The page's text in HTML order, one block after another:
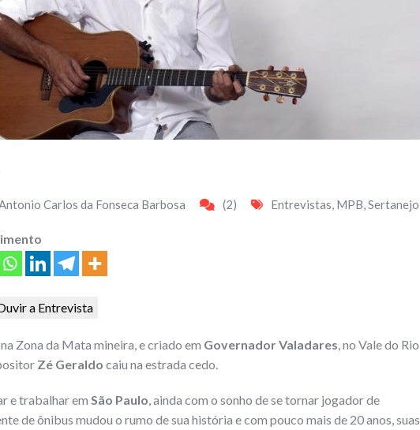
Carlos da Fonseca Barbosa (2) Entrevistas, MPB,Sertanejo
a Entrevista
, na Zona da Mata mineira, e criado em Governador Valadares , no Vale do Rio
Zé Geraldo caiu na estrada cedo.
e trabalhar em São Paulo , ainda com o sonho de se tornar jogador de
de ônibus mudou o rumo de sua história e com pouco mais de 20 anos, suas